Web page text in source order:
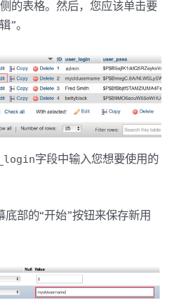
的表格。然后，您应该单击要
”。
字段中输入您想要使用的
部的“开始”按钮来保存新用